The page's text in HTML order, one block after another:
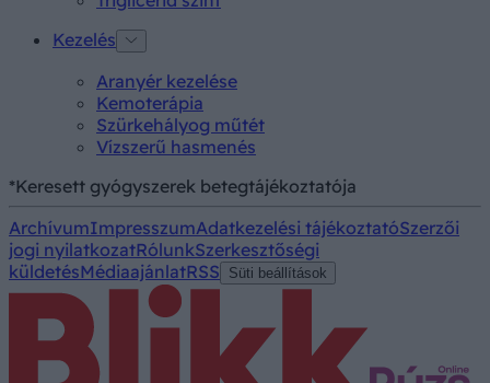
Kezelés
Aranyér kezelése
Kemoterápia
Szürkehályog műtét
Vízszerű hasmenés
*Keresett gyógyszerek betegtájékoztatója
ArchívumImpresszumAdatkezelési tájékoztatóSzerzői
jogi nyilatkozatRólunkSzerkesztőségi
küldetésMédiaajánlatRSS Süti beállítások